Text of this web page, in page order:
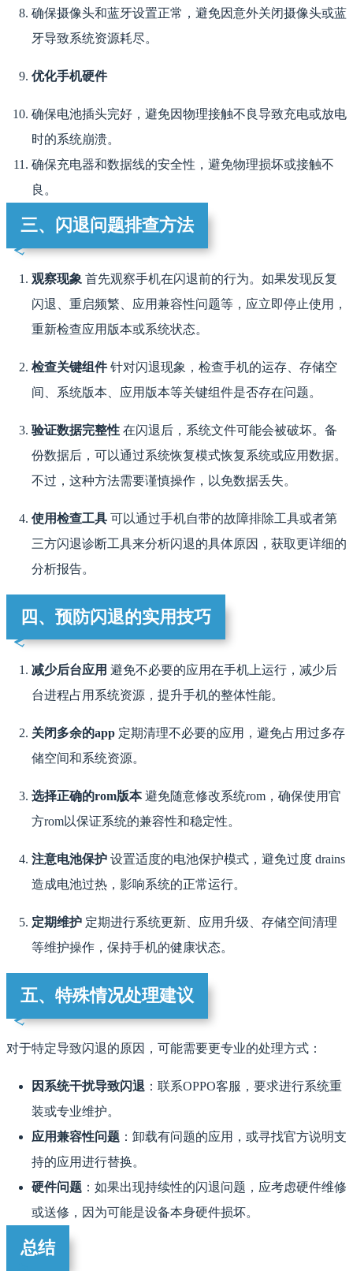
确保摄像头和蓝牙设置正常，避免因意外关闭摄像头或蓝
牙导致系统资源耗尽。
优化手机硬件
确保电池插头完好，避免因物理接触不良导致充电或放电
时的系统崩溃。
确保充电器和数据线的安全性，避免物理损坏或接触不
良。
三、闪退问题排查方法
观察现象 首先观察手机在闪退前的行为。如果发现反复
闪退、重启频繁、应用兼容性问题等，应立即停止使用，
重新检查应用版本或系统状态。
检查关键组件针对闪退现象，检查手机的运存、存储空
间、系统版本、应用版本等关键组件是否存在问题。
验证数据完整性 在闪退后，系统文件可能会被破坏。备
份数据后，可以通过系统恢复模式恢复系统或应用数据。
不过，这种方法需要谨慎操作，以免数据丢失。
使用检查工具 可以通过手机自带的故障排除工具或者第
三方闪退诊断工具来分析闪退的具体原因，获取更详细的
分析报告。
四、预防闪退的实用技巧
减少后台应用 避免不必要的应用在手机上运行，减少后
台进程占用系统资源，提升手机的整体性能。
关闭多余的app 定期清理不必要的应用，避免占用过多存
储空间和系统资源。
选择正确的rom版本避免随意修改系统rom，确保使用官
方rom以保证系统的兼容性和稳定性。
注意电池保护 设置适度的电池保护模式，避免过度 drains
造成电池过热，影响系统的正常运行。
定期维护 定期进行系统更新、应用升级、存储空间清理
等维护操作，保持手机的健康状态。
五、特殊情况处理建议
对于特定导致闪退的原因，可能需要更专业的处理方式：
因系统干扰导致闪退 ：联系OPPO客服，要求进行系统重
装或专业维护。
应用兼容性问题 ：卸载有问题的应用，或寻找官方说明支
持的应用进行替换。
硬件问题 ：如果出现持续性的闪退问题，应考虑硬件维修
或送修，因为可能是设备本身硬件损坏。
总结